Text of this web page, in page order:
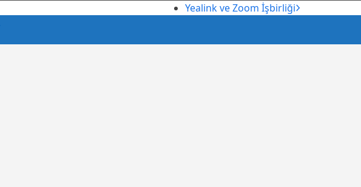
sonraki
Yealink ve Zoom İşbirliği